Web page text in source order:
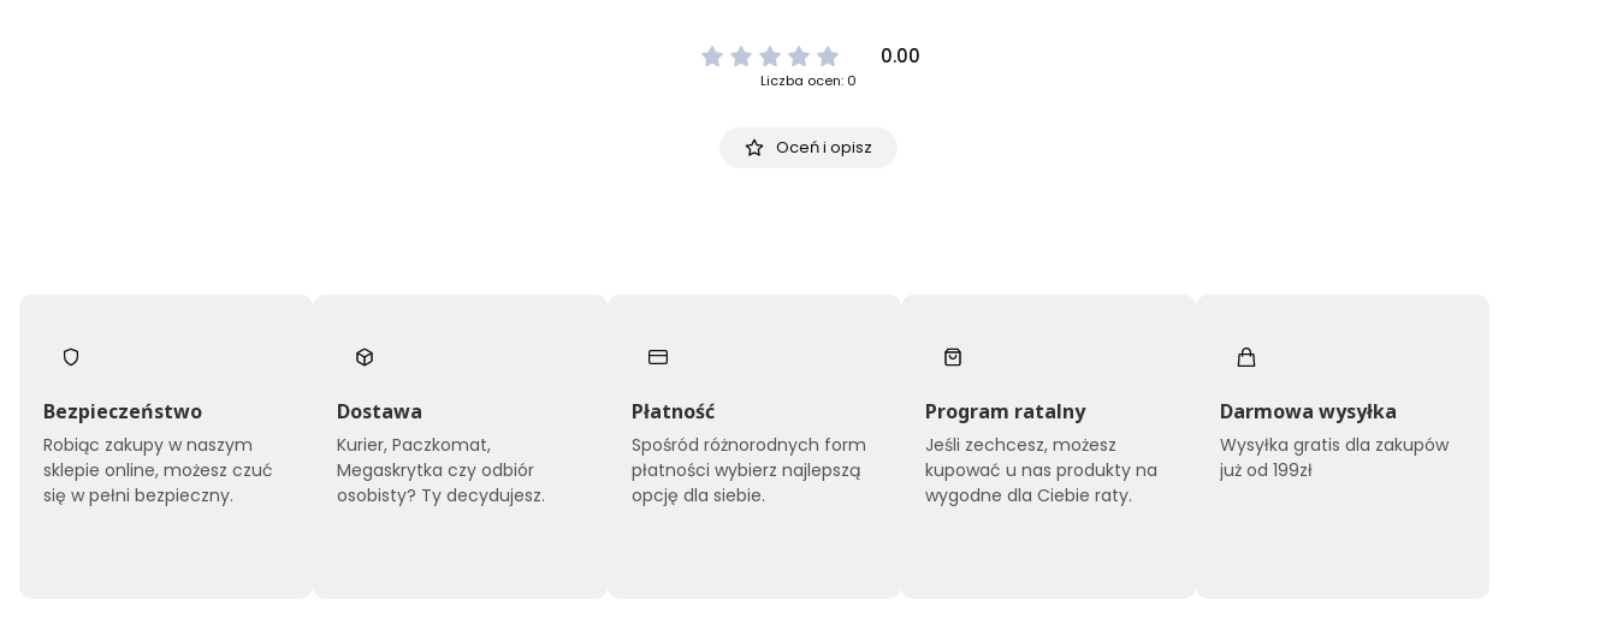
0.00
Liczba ocen: 0
Oceń i opisz
Bezpieczeństwo
Robiąc zakupy w naszym
sklepie online, możesz czuć
się w pełni bezpieczny.
Dostawa
Kurier, Paczkomat,
Megaskrytka czy odbiór
osobisty? Ty decydujesz.
Płatność
Spośród różnorodnych form
płatności wybierz najlepszą
opcję dla siebie.
Program ratalny
Jeśli zechcesz, możesz
kupować u nas produkty na
wygodne dla Ciebie raty.
Darmowa wysyłka
Wysyłka gratis dla zakupów
już od 199zł